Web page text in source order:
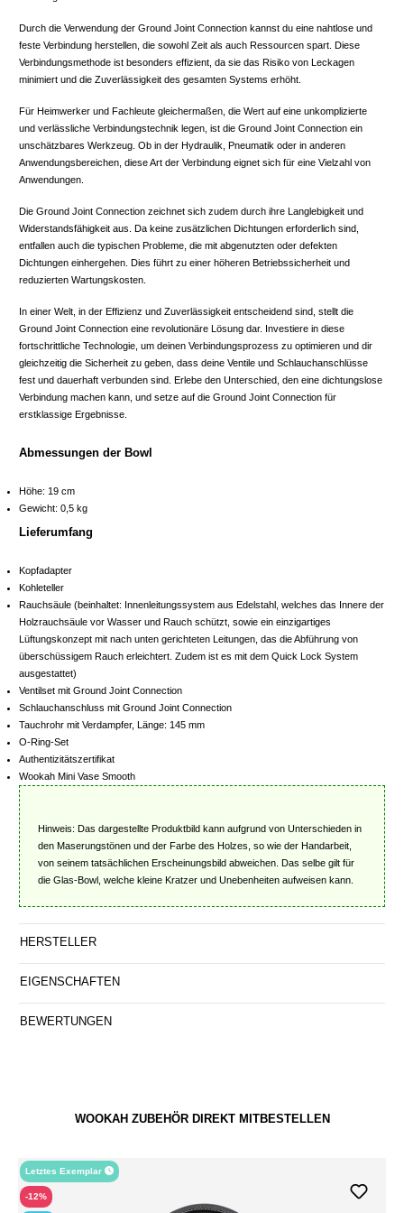
Durch die Verwendung der Ground Joint Connection kannst du eine nahtlose und
feste Verbindung herstellen, die sowohl Zeit als auch Ressourcen spart. Diese
Verbindungsmethode ist besonders effizient, da sie das Risiko von Leckagen
minimiert und die Zuverlässigkeit des gesamten Systems erhöht.
Für Heimwerker und Fachleute gleichermaßen, die Wert auf eine unkomplizierte
und verlässliche Verbindungstechnik legen, ist die Ground Joint Connection ein
unschätzbares Werkzeug. Ob in der Hydraulik, Pneumatik oder in anderen
Anwendungsbereichen, diese Art der Verbindung eignet sich für eine Vielzahl von
Anwendungen.
Die Ground Joint Connection zeichnet sich zudem durch ihre Langlebigkeit und
Widerstandsfähigkeit aus. Da keine zusätzlichen Dichtungen erforderlich sind,
entfallen auch die typischen Probleme, die mit abgenutzten oder defekten
Dichtungen einhergehen. Dies führt zu einer höheren Betriebssicherheit und
reduzierten Wartungskosten.
In einer Welt, in der Effizienz und Zuverlässigkeit entscheidend sind, stellt die
Ground Joint Connection eine revolutionäre Lösung dar. Investiere in diese
fortschrittliche Technologie, um deinen Verbindungsprozess zu optimieren und dir
gleichzeitig die Sicherheit zu geben, dass deine Ventile und Schlauchanschlüsse
fest und dauerhaft verbunden sind. Erlebe den Unterschied, den eine dichtungslose
Verbindung machen kann, und setze auf die Ground Joint Connection für
erstklassige Ergebnisse.
Abmessungen der Bowl
Höhe: 19 cm
Gewicht: 0,5 kg
Lieferumfang
Kopfadapter
Kohleteller
Rauchsäule (beinhaltet: Innenleitungssystem aus Edelstahl, welches das Innere der
Holzrauchsäule vor Wasser und Rauch schützt, sowie ein einzigartiges
Lüftungskonzept mit nach unten gerichteten Leitungen, das die Abführung von
überschüssigem Rauch erleichtert. Zudem ist es mit dem Quick Lock System
ausgestattet)
Ventilset mit Ground Joint Connection
Schlauchanschluss mit Ground Joint Connection
Tauchrohr mit Verdampfer, Länge: 145 mm
O-Ring-Set
Authentizitätszertifikat
Wookah Mini Vase Smooth
Hinweis: Das dargestellte Produktbild kann aufgrund von Unterschieden in
den Maserungstönen und der Farbe des Holzes, so wie der Handarbeit,
von seinem tatsächlichen Erscheinungsbild abweichen. Das selbe gilt für
die Glas-Bowl, welche kleine Kratzer und Unebenheiten aufweisen kann.
HERSTELLER
EIGENSCHAFTEN
BEWERTUNGEN
WOOKAH ZUBEHÖR DIREKT MITBESTELLEN
Letztes Exemplar
-12%